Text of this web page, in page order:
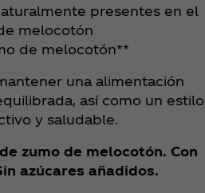
presentes en el
melocotón
de melocotón**
una alimentación
así como un estilo
y saludable.
zumo de melocotón. Con
azúcares añadidos.